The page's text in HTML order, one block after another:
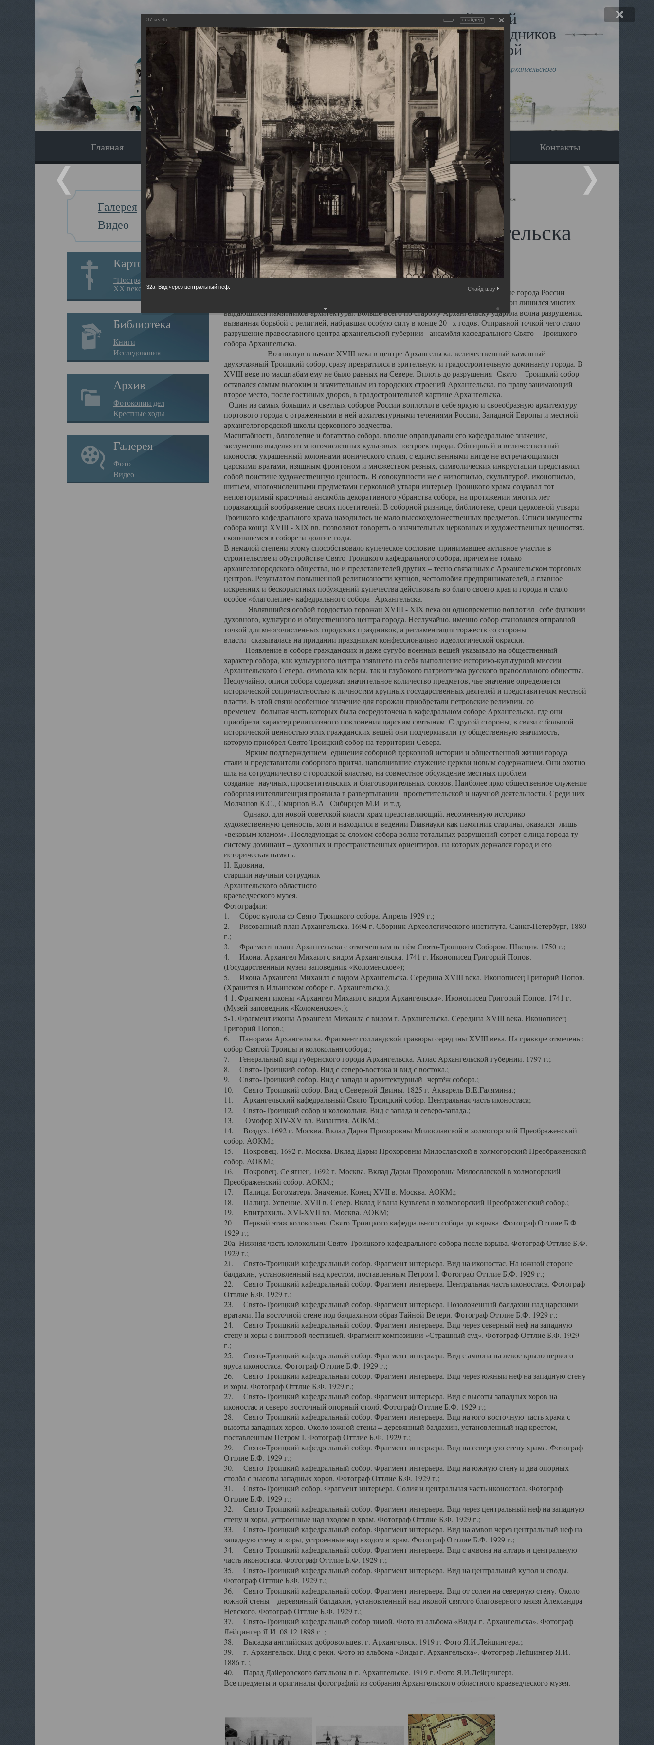
Виртуальный музей
Новомучеников и исповедников
Земли Архангельской
Сайт создан по благословлению митрополита Архангельского
и Холмогорского Даниила
Главная Экскурсия Наследники Галерея Вопрос-ответ Контакты
Галерея
Видео
Картотека
“Пострадавшие за веру в
XX веке на Севере”
Библиотека
Книги
Исследования
Архив
Фотокопии дел
Крестные ходы
Галерея
Фото
Видео
Главная Галерея Храмы-мученики Архангельска Свято-Троицкий собор Архангельска
Свято-Троицкий собор Архангельска
Свято-Троицкий собор Архангельска
23.12.2015
Сегодня мы можем говорить, что Архангельск в большей мере, чем другие губернские города России
пострадал от целенаправленных систематических разрушений, в результате которых он лишился многих
выдающихся памятников архитектуры. Больше всего по старому Архангельску ударила волна разрушения,
вызванная борьбой с религией, набравшая особую силу в конце 20 –х годов. Отправной точкой чего стало
разрушение православного центра архангельской губернии - ансамбля кафедрального Свято – Троицкого
собора Архангельска.
Возникнув в начале XVIII века в центре Архангельска, величественный каменный
двухэтажный Троицкий собор, сразу превратился в зрительную и градостроительную доминанту города. В
XVIII веке по масштабам ему не было равных на Севере. Вплоть до разрушения Свято – Троицкий собор
оставался самым высоким и значительным из городских строений Архангельска, по праву занимающий
второе место, после гостиных дворов, в градостроительной картине Архангельска.
Один из самых больших и светлых соборов России воплотил в себе яркую и своеобразную архитектуру
портового города с отраженными в ней архитектурными течениями России, Западной Европы и местной
архангелогородской школы церковного зодчества.
Масштабность, благолепие и богатство собора, вполне оправдывали его кафедральное значение,
заслуженно выделяя из многочисленных культовых построек города. Обширный и величественный
иконостас украшенный колоннами ионического стиля, с единственными нигде не встречающимися
царскими вратами, изящным фронтоном и множеством резных, символических инкрустаций представлял
собой поистине художественную ценность. В совокупности же с живописью, скульптурой, иконописью,
шитьем, многочисленными предметами церковной утвари интерьер Троицкого храма создавал тот
неповторимый красочный ансамбль декоративного убранства собора, на протяжении многих лет
поражающий воображение своих посетителей. В соборной ризнице, библиотеке, среди церковной утвари
Троицкого кафедрального храма находилось не мало высокохудожественных предметов. Описи имущества
собора конца XVIII - XIX вв. позволяют говорить о значительных церковных и художественных ценностях,
скопившемся в соборе за долгие годы.
В немалой степени этому способствовало купеческое сословие, принимавшее активное участие в
строительстве и обустройстве Свято-Троицкого кафедрального собора, причем не только
архангелогородского общества, но и представителей других – тесно связанных с Архангельском торговых
центров. Результатом повышенной религиозности купцов, честолюбия предпринимателей, а главное
искренних и бескорыстных побуждений купечества действовать во благо своего края и города и стало
особое «благолепие» кафедрального собора Архангельска.
Являвшийся особой гордостью горожан XVIII - XIX века он одновременно воплотил себе функции
духовного, культурно и общественного центра города. Неслучайно, именно собор становился отправной
точкой для многочисленных городских праздников, а регламентация торжеств со стороны
власти сказывалась на придании праздникам конфессионально-идеологической окраски.
Появление в соборе гражданских и даже сугубо военных вещей указывало на общественный
характер собора, как культурного центра взявшего на себя выполнение историко-культурной миссии
Архангельского Севера, символа как веры, так и глубокого патриотизма русского православного общества.
Неслучайно, описи собора содержат значительное количество предметов, чье значение определяется
исторической сопричастностью к личностям крупных государственных деятелей и представителям местной
власти. В этой связи особенное значение для горожан приобретали петровские реликвии, со
временем большая часть которых была сосредоточена в кафедральном соборе Архангельска, где они
приобрели характер религиозного поклонения царским святыням. С другой стороны, в связи с большой
исторической ценностью этих гражданских вещей они подчеркивали ту общественную значимость,
которую приобрел Свято Троицкий собор на территории Севера.
Ярким подтверждением единения соборной церковной истории и общественной жизни города
стали и представители соборного притча, наполнившие служение церкви новым содержанием. Они охотно
шла на сотрудничество с городской властью, на совместное обсуждение местных проблем,
создание научных, просветительских и благотворительных союзов. Наиболее ярко общественное служение
соборная интеллигенция проявила в развертывании просветительской и научной деятельности. Среди них
Молчанов К.С., Смирнов В.А , Сибирцев М.И. и т.д.
Однако, для новой советской власти храм представляющий, несомненную историко –
художественную ценность, хотя и находился в ведении Главнауки как памятник старины, оказался лишь
«вековым хламом». Последующая за сломом собора волна тотальных разрушений сотрет с лица города ту
систему доминант – духовных и пространственных ориентиров, на которых держался город и его
историческая память.
Н. Едовина,
старший научный сотрудник
Архангельского областного
краеведческого музея.
Фотографии:
1. Сброс купола со Свято-Троицкого собора. Апрель 1929 г.;
2. Рисованный план Архангельска. 1694 г. Сборник Археологического института. Санкт-Петербург, 1880
г.;
3. Фрагмент плана Архангельска с отмеченным на нём Свято-Троицким Собором. Швеция. 1750 г.;
4. Икона. Архангел Михаил с видом Архангельска. 1741 г. Иконописец Григорий Попов.
(Государственный музей-заповедник «Коломенское»);
5. Икона Архангела Михаила с видом Архангельска. Середина XVIII века. Иконописец Григорий Попов.
(Хранится в Ильинском соборе г. Архангельска.);
4-1. Фрагмент иконы «Архангел Михаил с видом Архангельска». Иконописец Григорий Попов. 1741 г.
(Музей-заповедник «Коломенское».);
5-1. Фрагмент иконы Архангела Михаила с видом г. Архангельска. Середина XVIII века. Иконописец
Григорий Попов.;
6. Панорама Архангельска. Фрагмент голландской гравюры середины XVIII века. На гравюре отмечены:
собор Святой Троицы и колокольня собора.;
7. Генеральный вид губернского города Архангельска. Атлас Архангельской губернии. 1797 г.;
8. Свято-Троицкий собор. Вид с северо-востока и вид с востока.;
9. Свято-Троицкий собор. Вид с запада и архитектурный чертёж собора.;
10. Свято-Троицкий собор. Вид с Северной Двины. 1825 г. Акварель В.Е.Галямина.;
11. Архангельский кафедральный Свято-Троицкий собор. Центральная часть иконостаса;
12. Свято-Троицкий собор и колокольня. Вид с запада и северо-запада.;
13. Омофор XIV-XV вв. Византия. АОКМ.;
14. Воздух. 1692 г. Москва. Вклад Дарьи Прохоровны Милославской в холмогорский Преображенский
собор. АОКМ.;
15. Покровец. 1692 г. Москва. Вклад Дарьи Прохоровны Милославской в холмогорский Преображенский
собор. АОКМ.;
16. Покровец. Се ягнец. 1692 г. Москва. Вклад Дарьи Прохоровны Милославской в холмогорский
Преображенский собор. АОКМ.;
17. Палица. Богоматерь. Знамение. Конец XVII в. Москва. АОКМ.;
18. Палица. Успение. XVII в. Север. Вклад Ивана Кузвлева в холмогорский Преображенский собор.;
19. Епитрахиль. XVI-XVII вв. Москва. АОКМ;
20. Первый этаж колокольни Свято-Троицкого кафедрального собора до взрыва. Фотограф Оттлие Б.Ф.
1929 г.;
20а. Нижняя часть колокольни Свято-Троицкого кафедрального собора после взрыва. Фотограф Оттлие Б.Ф.
1929 г.;
21. Свято-Троицкий кафедральный собор. Фрагмент интерьера. Вид на иконостас. На южной стороне
балдахин, установленный над крестом, поставленным Петром I. Фотограф Оттлие Б.Ф. 1929 г.;
22. Свято-Троицкий кафедральный собор. Фрагмент интерьера. Центральная часть иконостаса. Фотограф
Оттлие Б.Ф. 1929 г.;
23. Свято-Троицкий кафедральный собор. Фрагмент интерьера. Позолоченный балдахин над царскими
вратами. На восточной стене под балдахином образ Тайной Вечери. Фотограф Оттлие Б.Ф. 1929 г.;
24. Свято-Троицкий кафедральный собор. Фрагмент интерьера. Вид через северный неф на западную
стену и хоры с винтовой лестницей. Фрагмент композиции «Страшный суд». Фотограф Оттлие Б.Ф. 1929
г.;
25. Свято-Троицкий кафедральный собор. Фрагмент интерьера. Вид с амвона на левое крыло первого
яруса иконостаса. Фотограф Оттлие Б.Ф. 1929 г.;
26. Свято-Троицкий кафедральный собор. Фрагмент интерьера. Вид через южный неф на западную стену
и хоры. Фотограф Оттлие Б.Ф. 1929 г.;
27. Свято-Троицкий кафедральный собор. Фрагмент интерьера. Вид с высоты западных хоров на
иконостас и северо-восточный опорный столб. Фотограф Оттлие Б.Ф. 1929 г.;
28. Свято-Троицкий кафедральный собор. Фрагмент интерьера. Вид на юго-восточную часть храма с
высоты западных хоров. Около южной стены – деревянный балдахин, установленный над крестом,
поставленным Петром I. Фотограф Оттлие Б.Ф. 1929 г.;
29. Свято-Троицкий кафедральный собор. Фрагмент интерьера. Вид на северную стену храма. Фотограф
Оттлие Б.Ф. 1929 г.;
30. Свято-Троицкий кафедральный собор. Фрагмент интерьера. Вид на южную стену и два опорных
столба с высоты западных хоров. Фотограф Оттлие Б.Ф. 1929 г.;
31. Свято-Троицкий собор. Фрагмент интерьера. Солия и центральная часть иконостаса. Фотограф
Оттлие Б.Ф. 1929 г.;
32. Свято-Троицкий кафедральный собор. Фрагмент интерьера. Вид через центральный неф на западную
стену и хоры, устроенные над входом в храм. Фотограф Оттлие Б.Ф. 1929 г.;
33. Свято-Троицкий кафедральный собор. Фрагмент интерьера. Вид на амвон через центральный неф на
западную стену и хоры, устроенные над входом в храм. Фотограф Оттлие Б.Ф. 1929 г.;
34. Свято-Троицкий кафедральный собор. Фрагмент интерьера. Вид с амвона на алтарь и центральную
часть иконостаса. Фотограф Оттлие Б.Ф. 1929 г.;
35. Свято-Троицкий кафедральный собор. Фрагмент интерьера. Вид на центральный купол и своды.
Фотограф Оттлие Б.Ф. 1929 г.;
36. Свято-Троицкий кафедральный собор. Фрагмент интерьера. Вид от солеи на северную стену. Около
южной стены – деревянный балдахин, установленный над иконой святого благоверного князя Александра
Невского. Фотограф Оттлие Б.Ф. 1929 г.;
37. Свято-Троицкий кафедральный собор зимой. Фото из альбома «Виды г. Архангельска». Фотограф
Лейцингер Я.И. 08.12.1898 г. ;
38. Высадка английских добровольцев. г. Архангельск. 1919 г. Фото Я.И.Лейцингера.;
39. г. Архангельск. Вид с реки. Фото из альбома «Виды г. Архангельска». Фотограф Лейцингер Я.И.
1886 г. ;
40. Парад Дайеровского батальона в г. Архангельске. 1919 г. Фото Я.И.Лейцингера.
Все предметы и оригиналы фотографий из собрания Архангельского областного краеведческого музея.
37 из 45 слайдер
32а. Вид через центральный неф. Слайд-шоу: